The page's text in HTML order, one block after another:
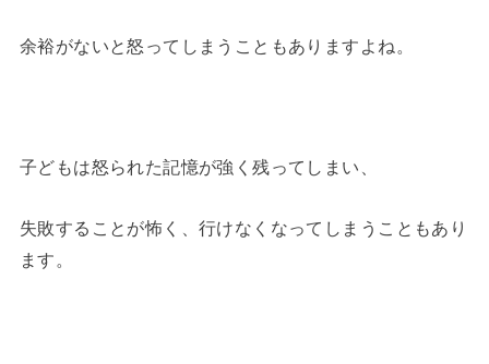
余裕がないと怒ってしまうこともありますよね。
子どもは怒られた記憶が強く残ってしまい、
失敗することが怖く、行けなくなってしまうこともあり
ます。